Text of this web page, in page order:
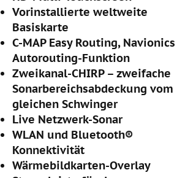
Vorinstallierte weltweite
Basiskarte
C-MAP Easy Routing, Navionics
Autorouting-Funktion
Zweikanal-CHIRP – zweifache
Sonarbereichsabdeckung vom
gleichen Schwinger
Live Netzwerk-Sonar
WLAN und Bluetooth®
Konnektivität
Wärmebildkarten-Overlay